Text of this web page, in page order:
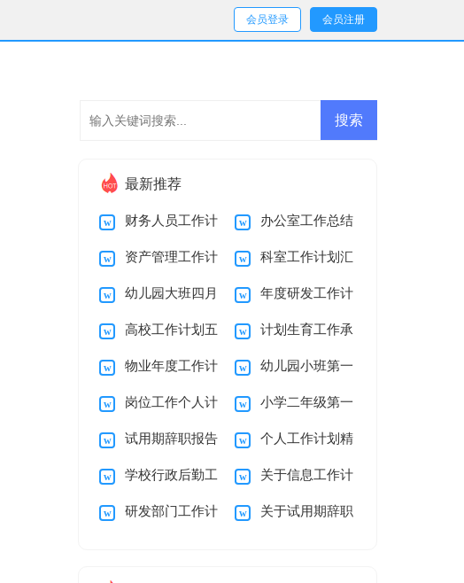
会员登录 会员注册
最新推荐
财务人员工作计
划15篇
办公室工作总结
及计划
资产管理工作计
划
科室工作计划汇
编10篇
幼儿园大班四月
份工作计划
年度研发工作计
划四篇
高校工作计划五
篇
计划生育工作承
诺书
物业年度工作计
划
幼儿园小班第一
学期家长工作计划
岗位工作个人计
划
小学二年级第一
学期班主任工作计划
试用期辞职报告
模板十篇
个人工作计划精
选15篇
学校行政后勤工
作计划
关于信息工作计
划四篇
研发部门工作计 关于试用期辞职